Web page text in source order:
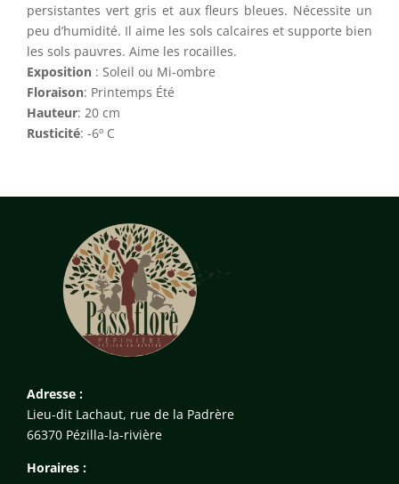
persistantes vert gris et aux fleurs bleues. Nécessite un
peu d’humidité. Il aime les sols calcaires et supporte bien
les sols pauvres. Aime les rocailles.
Exposition : Soleil ou Mi-ombre
Floraison: Printemps Été
Hauteur: 20 cm
Rusticité: -6º C
Adresse :
Lieu-dit Lachaut, rue de la Padrère
66370 Pézilla-la-rivière
Horaires :